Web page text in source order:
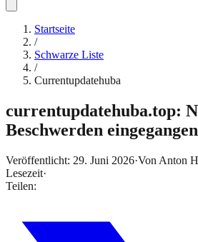
Startseite
/
Schwarze Liste
/
Currentupdatehuba
currentupdatehuba.top:
Beschwerden eingegangen
Veröffentlicht: 29. Juni 2026·Von Anton
Lesezeit·
Teilen: